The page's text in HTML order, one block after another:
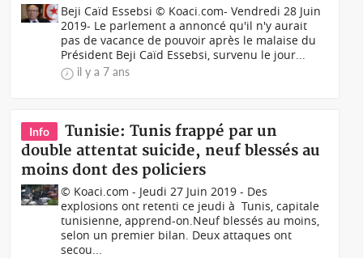
Beji Caïd Essebsi © Koaci.com- Vendredi 28 Juin
2019- Le parlement a annoncé qu'il n'y aurait
pas de vacance de pouvoir après le malaise du
Président Beji Caïd Essebsi, survenu le jour...
il y a 7 ans
Info
Tunisie: Tunis frappé par un
double attentat suicide, neuf blessés au
moins dont des policiers
© Koaci.com - Jeudi 27 Juin 2019 - Des
explosions ont retenti ce jeudi à Tunis, capitale
tunisienne, apprend-on.Neuf blessés au moins,
selon un premier bilan. Deux attaques ont
secou...